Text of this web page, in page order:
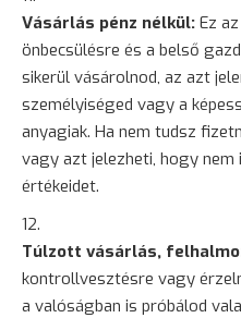
Vásárlás pénz nélkül: Ez
önbecsülésre és a belső
sikerül vásárolnod, az azt
személyiséged vagy a
anyagiak. Ha nem tudsz
vagy azt jelezheti, hogy
értékeidet.
Túlzott vásárlás,
kontrollvesztésre vagy
a valóságban is próbálod